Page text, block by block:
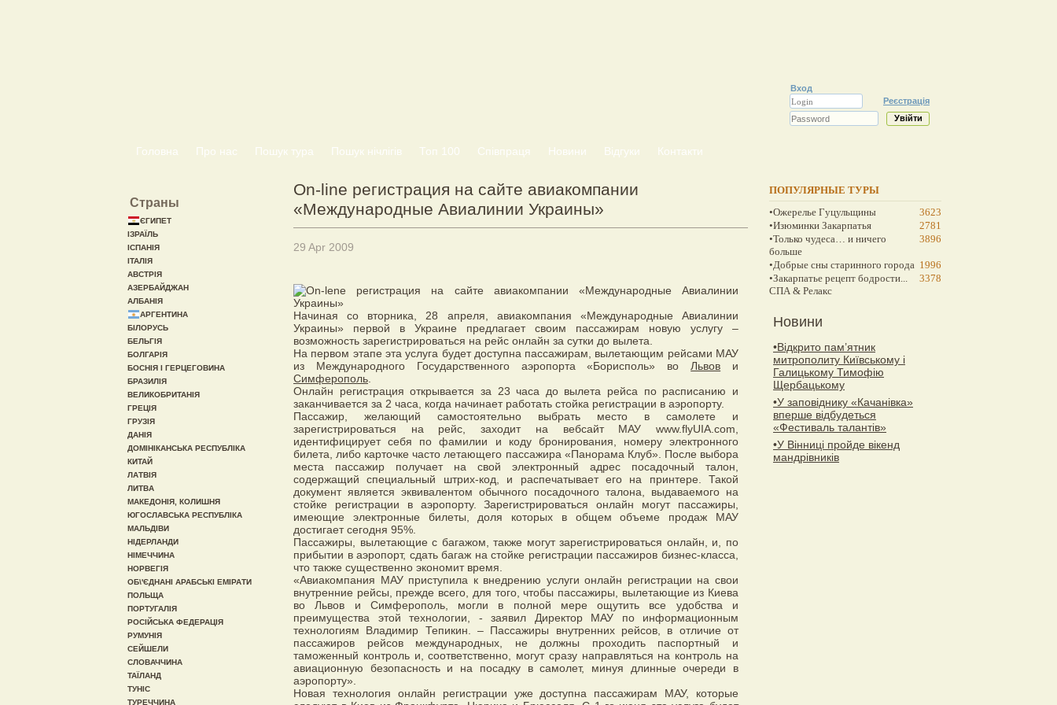
Вход
Реєстрація
Головна Про нас Пошук тура Пошук нічлігів Топ 100 Співпраця Новини Відгуки Контакти
On-line регистрация на сайте авиакомпании
«Международные Авиалинии Украины»
29 Apr 2009
Начиная со вторника, 28 апреля, авиакомпания «Международные Авиалинии
Украины» первой в Украине предлагает своим пассажирам новую услугу –
возможность зарегистрироваться на рейс онлайн за сутки до вылета.
На первом этапе эта услуга будет доступна пассажирам, вылетающим рейсами МАУ
из Международного Государственного аэропорта «Борисполь» во Львов и
Симферополь
Онлайн регистрация открывается за 23 часа до вылета рейса по расписанию и
заканчивается за 2 часа, когда начинает работать стойка регистрации в аэропорту.
Пассажир, желающий самостоятельно выбрать место в самолете и
зарегистрироваться на рейс, заходит на вебсайт МАУ www.flyUIA.com,
идентифицирует себя по фамилии и коду бронирования, номеру электронного
билета, либо карточке часто летающего пассажира «Панорама Клуб». После выбора
места пассажир получает на свой электронный адрес посадочный талон,
содержащий специальный штрих-код, и распечатывает его на принтере. Такой
документ является эквивалентом обычного посадочного талона, выдаваемого на
стойке регистрации в аэропорту. Зарегистрироваться онлайн могут пассажиры,
имеющие электронные билеты, доля которых в общем объеме продаж МАУ
достигает сегодня 95%.
Пассажиры, вылетающие с багажом, также могут зарегистрироваться онлайн, и, по
прибытии в аэропорт, сдать багаж на стойке регистрации пассажиров бизнес-класса,
что также существенно экономит время.
«Авиакомпания МАУ приступила к внедрению услуги онлайн регистрации на свои
внутренние рейсы, прежде всего, для того, чтобы пассажиры, вылетающие из Киева
во Львов и Симферополь, могли в полной мере ощутить все удобства и
преимущества этой технологии, - заявил Директор МАУ по информационным
технологиям Владимир Тепикин. – Пассажиры внутренних рейсов, в отличие от
пассажиров рейсов международных, не должны проходить паспортный и
таможенный контроль и, соответственно, могут сразу направляться на контроль на
авиационную безопасность и на посадку в самолет, минуя длинные очереди в
аэропорту».
Новая технология онлайн регистрации уже доступна пассажирам МАУ, которые
Страны
ЄГИПЕТ
ІЗРАЇЛЬ
ІСПАНІЯ
ІТАЛІЯ
АВСТРІЯ
АЗЕРБАЙДЖАН
АЛБАНІЯ
АРГЕНТИНА
БІЛОРУСЬ
БЕЛЬГІЯ
БОЛГАРІЯ
БОСНІЯ І ГЕРЦЕГОВИНА
БРАЗИЛІЯ
ВЕЛИКОБРИТАНІЯ
ГРЕЦІЯ
ГРУЗІЯ
ДАНІЯ
ДОМІНІКАНСЬКА РЕСПУБЛІКА
КИТАЙ
ЛАТВІЯ
ЛИТВА
МАКЕДОНІЯ, КОЛИШНЯ
ЮГОСЛАВСЬКА РЕСПУБЛІКА
МАЛЬДІВИ
НІДЕРЛАНДИ
НІМЕЧЧИНА
НОРВЕГІЯ
ОБ\'ЄДНАНІ АРАБСЬКІ ЕМІРАТИ
ПОЛЬЩА
ПОРТУГАЛІЯ
РОСІЙСЬКА ФЕДЕРАЦІЯ
РУМУНІЯ
СЕЙШЕЛИ
СЛОВАЧЧИНА
ТАЇЛАНД
ТУНІС
ТУРЕЧЧИНА
ПОПУЛЯРНЫЕ ТУРЫ
•Ожерелье Гуцульщины
3623
•Изюминки Закарпатья
2781
•Только чудеса… и ничего
больше
3896
•Добрые сны старинного города 1996
•Закарпатье рецепт бодрости...
СПА & Релакс
3378
Новини
•Відкрито пам’ятник
митрополиту Київському і
Галицькому Тимофію
Щербацькому
•У заповіднику «Качанівка»
вперше відбудеться
«Фестиваль талантів»
•У Вінниці пройде вікенд
мандрівників